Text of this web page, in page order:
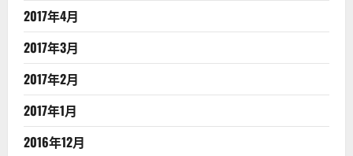
2017年4月
2017年3月
2017年2月
2017年1月
2016年12月